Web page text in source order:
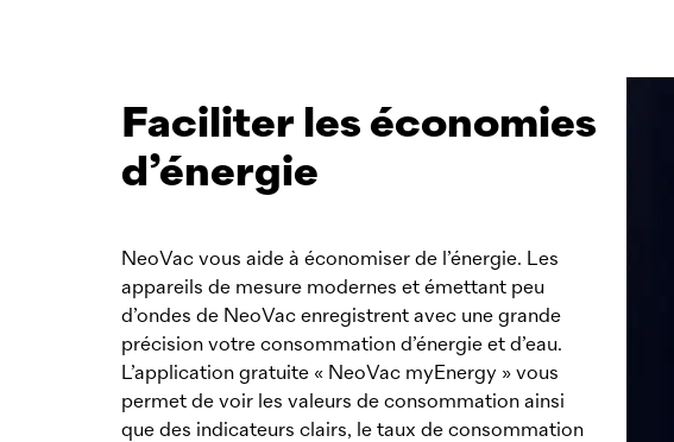
Faciliter les économies
d’énergie
NeoVac vous aide à économiser de l’énergie. Les
appareils de mesure modernes et émettant peu
d’ondes de NeoVac enregistrent avec une grande
précision votre consommation d’énergie et d’eau.
L’application gratuite « NeoVac myEnergy » vous
permet de voir les valeurs de consommation ainsi
que des indicateurs clairs, le taux de consommation